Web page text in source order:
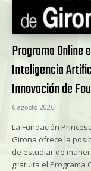
Programa Online
Inteligencia
Innovación de
6 agosto 2026
La Fundación
Girona ofrece la
de estudiar de
gratuita el Programa